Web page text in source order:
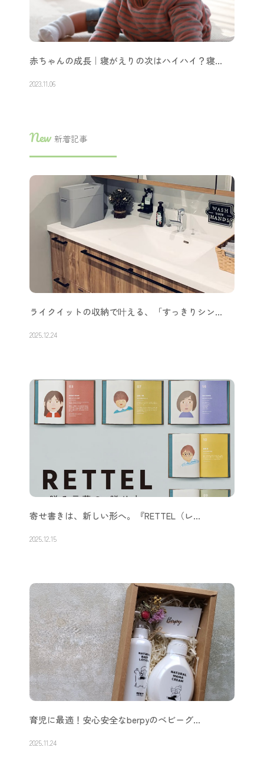
赤ちゃんの成長｜寝がえりの次はハイハイ？寝…
2023.11.06
New 新着記事
ライクイットの収納で叶える、「すっきりシン…
2025.12.24
寄せ書きは、新しい形へ。『RETTEL（レ…
2025.12.15
育児に最適！安心安全なberpyのベビーグ…
2025.11.24